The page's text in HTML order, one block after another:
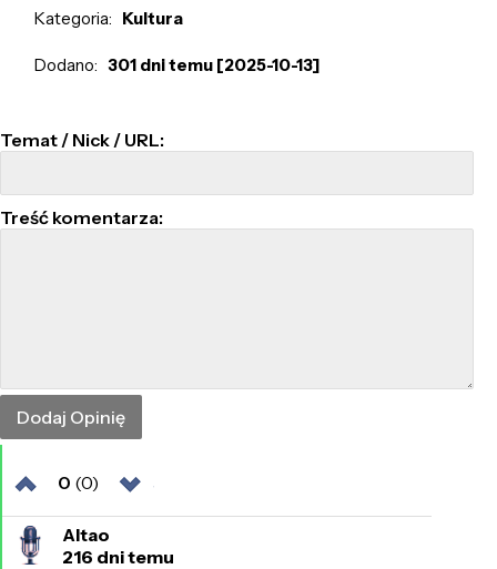
Kategoria: Kultura
Dodano: 301 dni temu [2025-10-13]
Temat / Nick / URL:
Treść komentarza:
0 (0)
Altao
216 dni temu